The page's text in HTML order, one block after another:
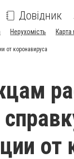
Довідник
Нерухомість Карта
от коронавируса
от